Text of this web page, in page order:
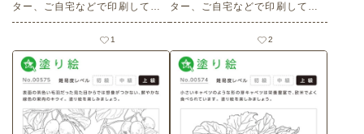
ター、ご自宅などで印刷してお
使いいただける無料の高齢者向
け介護レク素材 2025年12月の
塗り絵カレンダー「ボケ（花・
植物）」（カレンダー作り・初
級）です。 関連キーワード：十
二月・師走・December・１２
月・木瓜・ぼけ
1
ター、ご自宅などで印刷してお
使いいただける無料の高齢者向
け介護レク素材 マンダラ塗り絵
「梅」（塗り絵・上級）です。
関連キーワード：一月・睦月・J
anuary・ウメ・紅梅・白梅・pl
um
2